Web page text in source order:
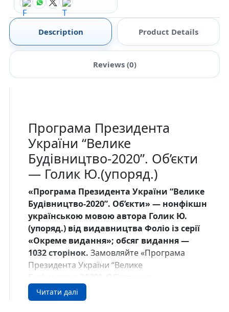
Description Product Details
Reviews (0)
Програма Президента
України “Велике
Будівництво-2020”. Об’єкти
— Голик Ю.(упоряд.)
«Програма Президента України “Велике
Будівництво-2020”. Об’єкти» — нонфікшн
українською мовою автора Голик Ю.
(упоряд.) від видавництва Фоліо із серії
«Окреме видання»; обсяг видання —
1032 сторінок. Замовляйте «Програма
Президента України “Велике
DreamyShelf.com у США.
Читати далі